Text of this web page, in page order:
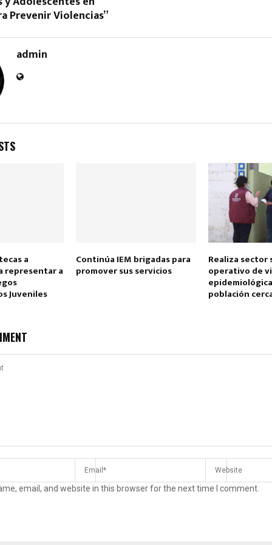
Prevenir Violencias”
admin
a
representar a
Juveniles
Continúa IEM brigadas para
promover sus servicios
Realiza sector
operativo de
población
email, and website in this browser for the next time I comment.